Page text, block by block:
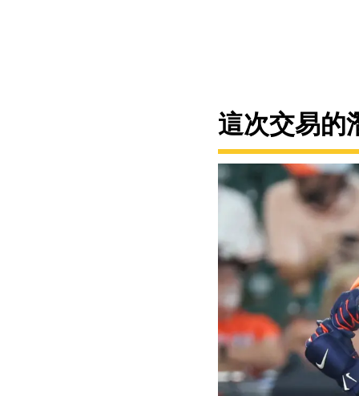
這次交易的